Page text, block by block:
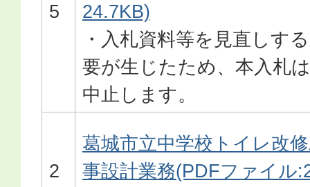
5
24.7KB)
・入札資料等を見直しす
要が生じたため、本入札は
中止します。
2
葛城市立中学校トイレ改
事設計業務(PDFファイル